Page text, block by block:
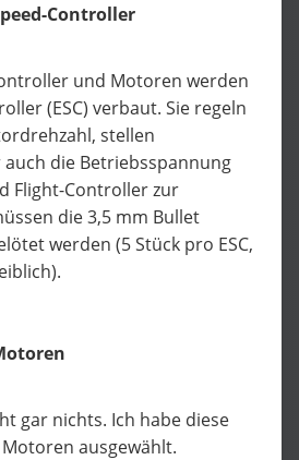
Controller
und Motoren werden
(ESC) verbaut. Sie regeln
stellen
die Betriebsspannung
Flight-Controller zur
die 3,5 mm Bullet
werden (5 Stück pro ESC,
gar nichts. Ich habe diese
ausgewählt.